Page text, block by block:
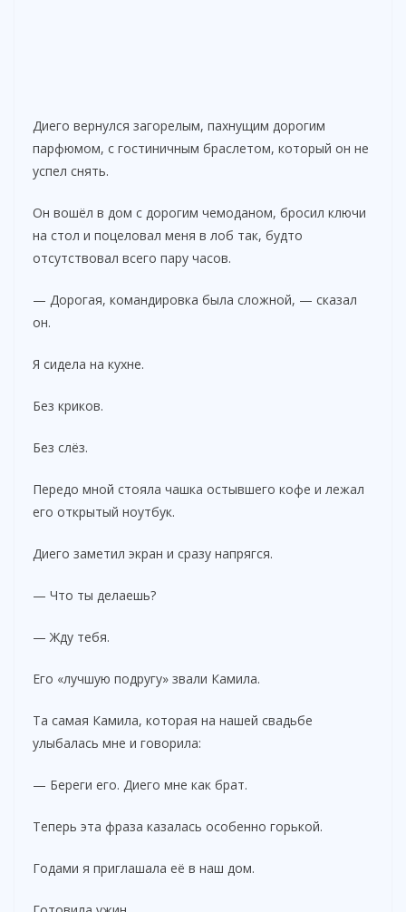
Диего вернулся загорелым, пахнущим дорогим
парфюмом, с гостиничным браслетом, который он не
успел снять.
Он вошёл в дом с дорогим чемоданом, бросил ключи
на стол и поцеловал меня в лоб так, будто
отсутствовал всего пару часов.
— Дорогая, командировка была сложной, — сказал
он.
Я сидела на кухне.
Без криков.
Без слёз.
Передо мной стояла чашка остывшего кофе и лежал
его открытый ноутбук.
Диего заметил экран и сразу напрягся.
— Что ты делаешь?
— Жду тебя.
Его «лучшую подругу» звали Камила.
Та самая Камила, которая на нашей свадьбе
улыбалась мне и говорила:
— Береги его. Диего мне как брат.
Теперь эта фраза казалась особенно горькой.
Годами я приглашала её в наш дом.